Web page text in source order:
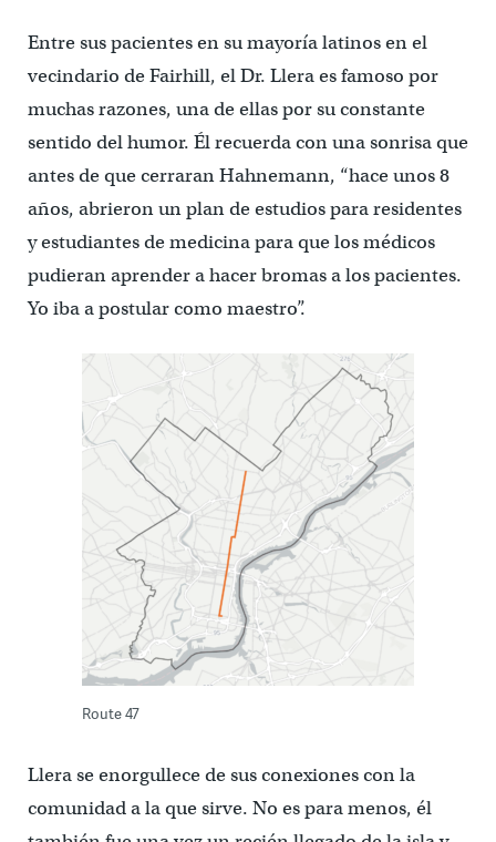
Entre sus pacientes en su mayoría latinos en el
vecindario de Fairhill, el Dr. Llera es famoso por
muchas razones, una de ellas por su constante
sentido del humor. Él recuerda con una sonrisa que
antes de que cerraran Hahnemann, “hace unos 8
años, abrieron un plan de estudios para residentes
y estudiantes de medicina para que los médicos
pudieran aprender a hacer bromas a los pacientes.
Yo iba a postular como maestro”.
Route 47
Llera se enorgullece de sus conexiones con la
comunidad a la que sirve. No es para menos, él